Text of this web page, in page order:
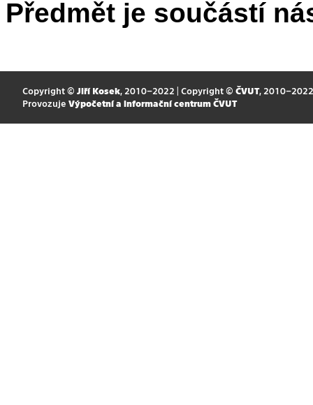
Předmět je součástí
Copyright © Jiří Kosek, 2010–2022 | Copyright © ČVUT, 2010–2022
Provozuje Výpočetní a informační centrum ČVUT